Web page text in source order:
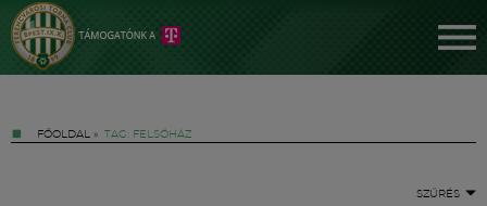
FŐOLDAL » TAG: FELSŐHÁZ
SZŰRÉS